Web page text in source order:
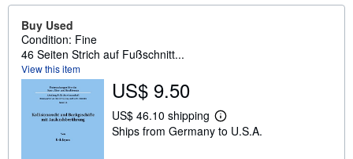
Buy Used
Condition: Fine
46 Seiten Strich auf Fußschnitt...
View this item
US$ 9.50
US$ 46.10 shipping
L
e
Ships from Germany to U.S.A.